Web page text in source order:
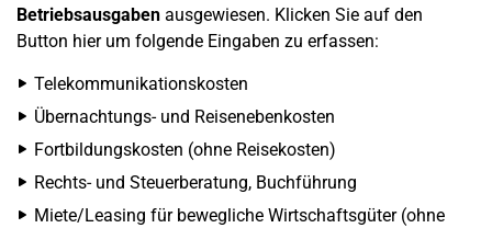
Betriebsausgaben ausgewiesen. Klicken Sie auf den
Button hier um folgende Eingaben zu erfassen:
Telekommunikationskosten
Übernachtungs- und Reisenebenkosten
Fortbildungskosten (ohne Reisekosten)
Rechts- und Steuerberatung, Buchführung
Miete/Leasing für bewegliche Wirtschaftsgüter (ohne